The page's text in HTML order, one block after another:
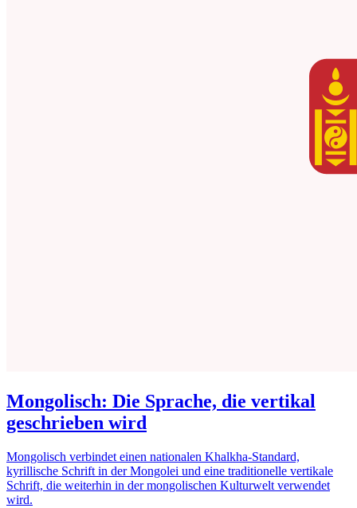
Mongolisch: Die Sprache, die vertikal
geschrieben wird
Mongolisch verbindet einen nationalen Khalkha-Standard,
kyrillische Schrift in der Mongolei und eine traditionelle vertikale
Schrift, die weiterhin in der mongolischen Kulturwelt verwendet
wird.